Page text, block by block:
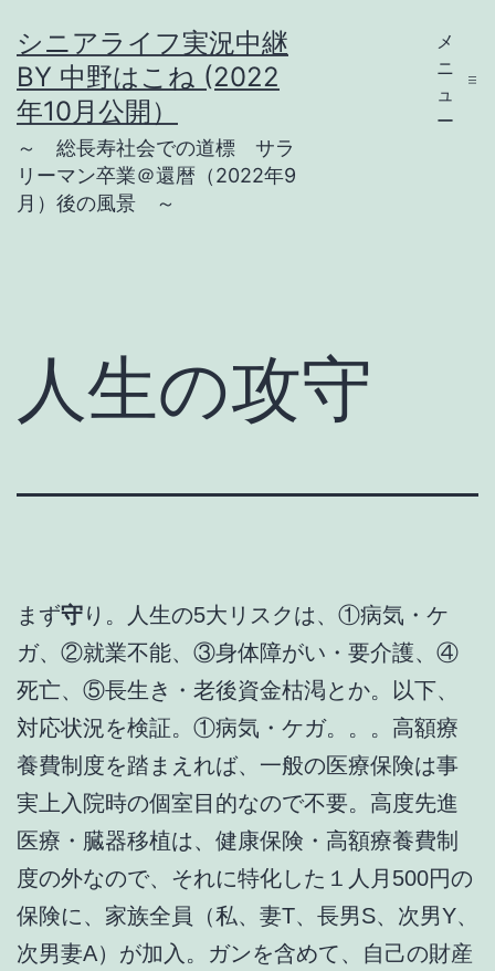
ン
テ
ン
へ
シニアライフ実況中継
BY 中野はこね (2022
年10月公開）
～ 総長寿社会での道標 サラ
リーマン卒業＠還暦（2022年9
月）後の風景 ～
メ
ニ
ュ
ー
人生の攻守
まず守り。人生の5大リスクは、①病気・ケ
ガ、②就業不能、③身体障がい・要介護、④
死亡、⑤長生き・老後資金枯渇とか。以下、
対応状況を検証。①病気・ケガ。。。高額療
養費制度を踏まえれば、一般の医療保険は事
実上入院時の個室目的なので不要。高度先進
医療・臓器移植は、健康保険・高額療養費制
度の外なので、それに特化した１人月500円の
保険に、家族全員（私、妻T、長男S、次男Y、
次男妻A）が加入。ガンを含めて、自己の財産